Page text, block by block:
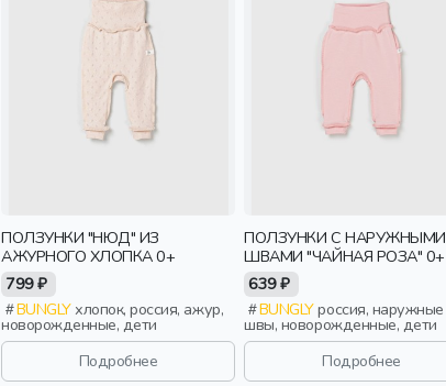
ПОЛЗУНКИ "НЮД" ИЗ
АЖУРНОГО ХЛОПКА 0+
799 ₽
BUNGLYхлопок, россия, ажур,
новорожденные, дети
Подробнее
ПОЛЗУНКИ С НАРУЖНЫМИ
ШВАМИ "ЧАЙНАЯ РОЗА" 0+
639 ₽
BUNGLYроссия, наружные
швы, новорожденные, дети
Подробнее